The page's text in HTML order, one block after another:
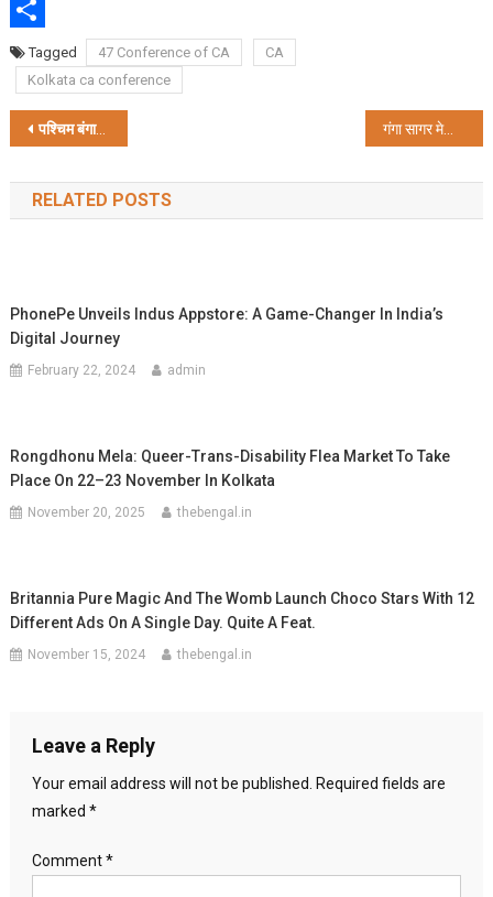
WhatsApp
ShareTagged 47 Conference of CA
CA
Kolkata ca conference
Post
navigation
पश्चिम बंगाल के लिए भी वंदे भारत ट्रेन, गंगा सागर मेला 8 से 17 जनवरी तक चलेगा, सुरक्षा के रहेंगे पुख्ता इंतजाम
RELATED POSTS
PhonePe Unveils Indus Appstore: A Game-Changer In India’s
Digital Journey
February 22, 2024 admin
Rongdhonu Mela: Queer-Trans-Disability Flea Market To Take
Place On 22–23 November In Kolkata
November 20, 2025 thebengal.in
Britannia Pure Magic And The Womb Launch Choco Stars With 12
Different Ads On A Single Day. Quite A Feat.
November 15, 2024 thebengal.in
Leave a Reply
Your email address will not be published.
Required fields are
marked *
Comment*